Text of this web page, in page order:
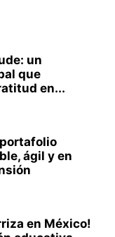
un
que
en...
ágil y en
en México!